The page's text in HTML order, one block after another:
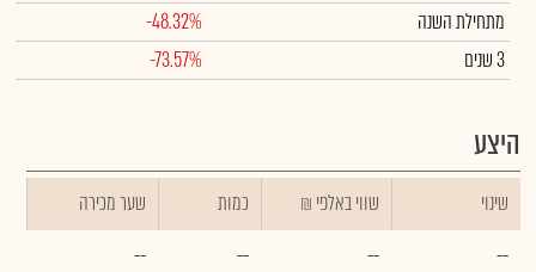
מתחילת השנה
-48.32%
3 שנים
-73.57%
היצע
שינוי ₪ שווי באלפי כמות
שער מכירה
--
--
--
--